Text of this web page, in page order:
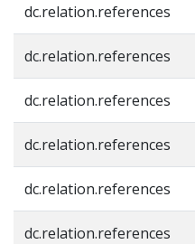
dc.relation.references
dc.relation.references
dc.relation.references
dc.relation.references
dc.relation.references
dc.relation.references